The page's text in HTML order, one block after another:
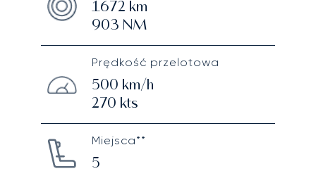
1672 km
903 NM
Prędkość przelotowa
500 km/h
270 kts
Miejsca**
5